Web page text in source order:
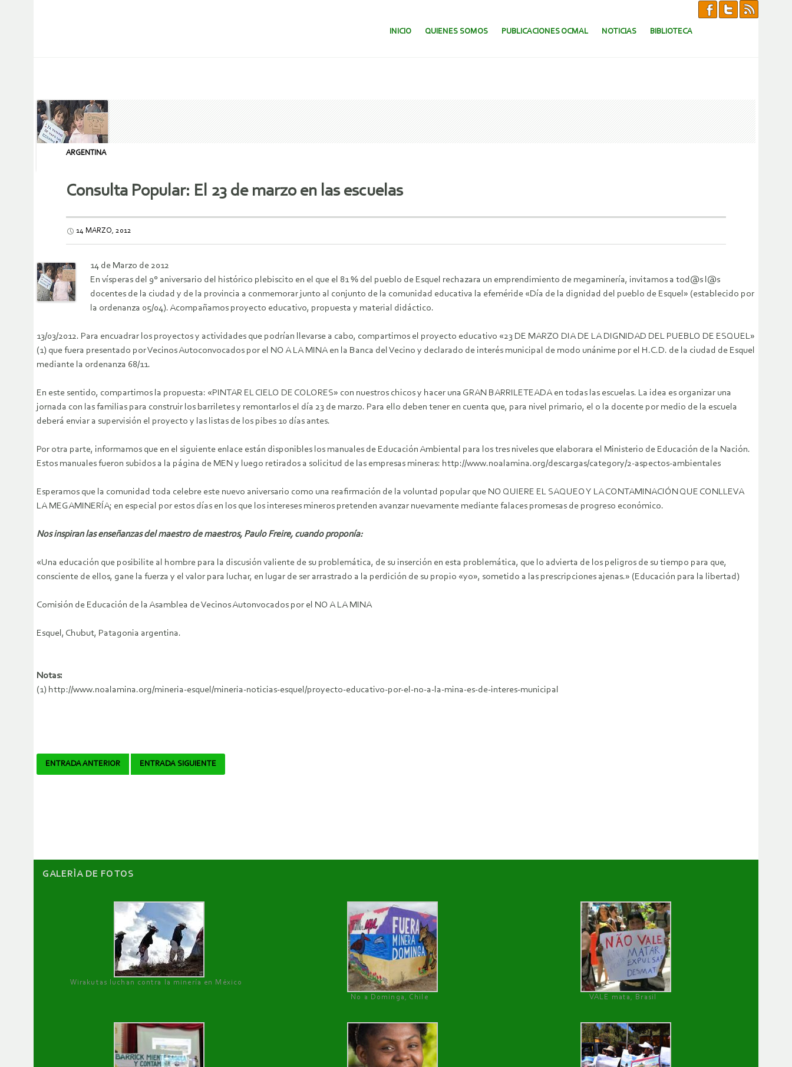
SALTAR AL CONTENIDO.
INICIO QUIENES SOMOS PUBLICACIONES OCMAL NOTICIAS BIBLIOTECA
ARGENTINA
Consulta Popular: El 23 de marzo en las escuelas
14 MARZO, 2012
14 de Marzo de 2012
En vísperas del 9° aniversario del histórico plebiscito en el que el 81 % del pueblo de Esquel rechazara un emprendimiento de megaminería, invitamos a tod@s l@s
docentes de la ciudad y de la provincia a conmemorar junto al conjunto de la comunidad educativa la efeméride «Día de la dignidad del pueblo de Esquel» (establecido por
la ordenanza 05/04). Acompañamos proyecto educativo, propuesta y material didáctico.
13/03/2012. Para encuadrar los proyectos y actividades que podrían llevarse a cabo, compartimos el proyecto educativo «23 DE MARZO DIA DE LA DIGNIDAD DEL PUEBLO DE ESQUEL»
(1) que fuera presentado por Vecinos Autoconvocados por el NO A LA MINA en la Banca del Vecino y declarado de interés municipal de modo unánime por el H.C.D. de la ciudad de Esquel
mediante la ordenanza 68/11.
En este sentido, compartimos la propuesta: «PINTAR EL CIELO DE COLORES» con nuestros chicos y hacer una GRAN BARRILETEADA en todas las escuelas. La idea es organizar una
jornada con las familias para construir los barriletes y remontarlos el día 23 de marzo. Para ello deben tener en cuenta que, para nivel primario, el o la docente por medio de la escuela
deberá enviar a supervisión el proyecto y las listas de los pibes 10 días antes.
Por otra parte, informamos que en el siguiente enlace están disponibles los manuales de Educación Ambiental para los tres niveles que elaborara el Ministerio de Educación de la Nación.
Estos manuales fueron subidos a la página de MEN y luego retirados a solicitud de las empresas mineras: http://www.noalamina.org/descargas/category/2-aspectos-ambientales
Esperamos que la comunidad toda celebre este nuevo aniversario como una reafirmación de la voluntad popular que NO QUIERE EL SAQUEO Y LA CONTAMINACIÓN QUE CONLLEVA
LA MEGAMINERÍA; en especial por estos días en los que los intereses mineros pretenden avanzar nuevamente mediante falaces promesas de progreso económico.
Nos inspiran las enseñanzas del maestro de maestros, Paulo Freire, cuando proponía:
«Una educación que posibilite al hombre para la discusión valiente de su problemática, de su inserción en esta problemática, que lo advierta de los peligros de su tiempo para que,
consciente de ellos, gane la fuerza y el valor para luchar, en lugar de ser arrastrado a la perdición de su propio «yo», sometido a las prescripciones ajenas.» (Educación para la libertad)
Comisión de Educación de la Asamblea de Vecinos Autonvocados por el NO A LA MINA
Esquel, Chubut, Patagonia argentina.
Notas:
(1) http://www.noalamina.org/mineria-esquel/mineria-noticias-esquel/proyecto-educativo-por-el-no-a-la-mina-es-de-interes-municipal
Navegador
ENTRADA ANTERIOR ENTRADA SIGUIENTE
GALERÌA DE FOTOS
Wirakutas luchan contra la minería en México
No a Dominga, Chile
VALE mata, Brasil